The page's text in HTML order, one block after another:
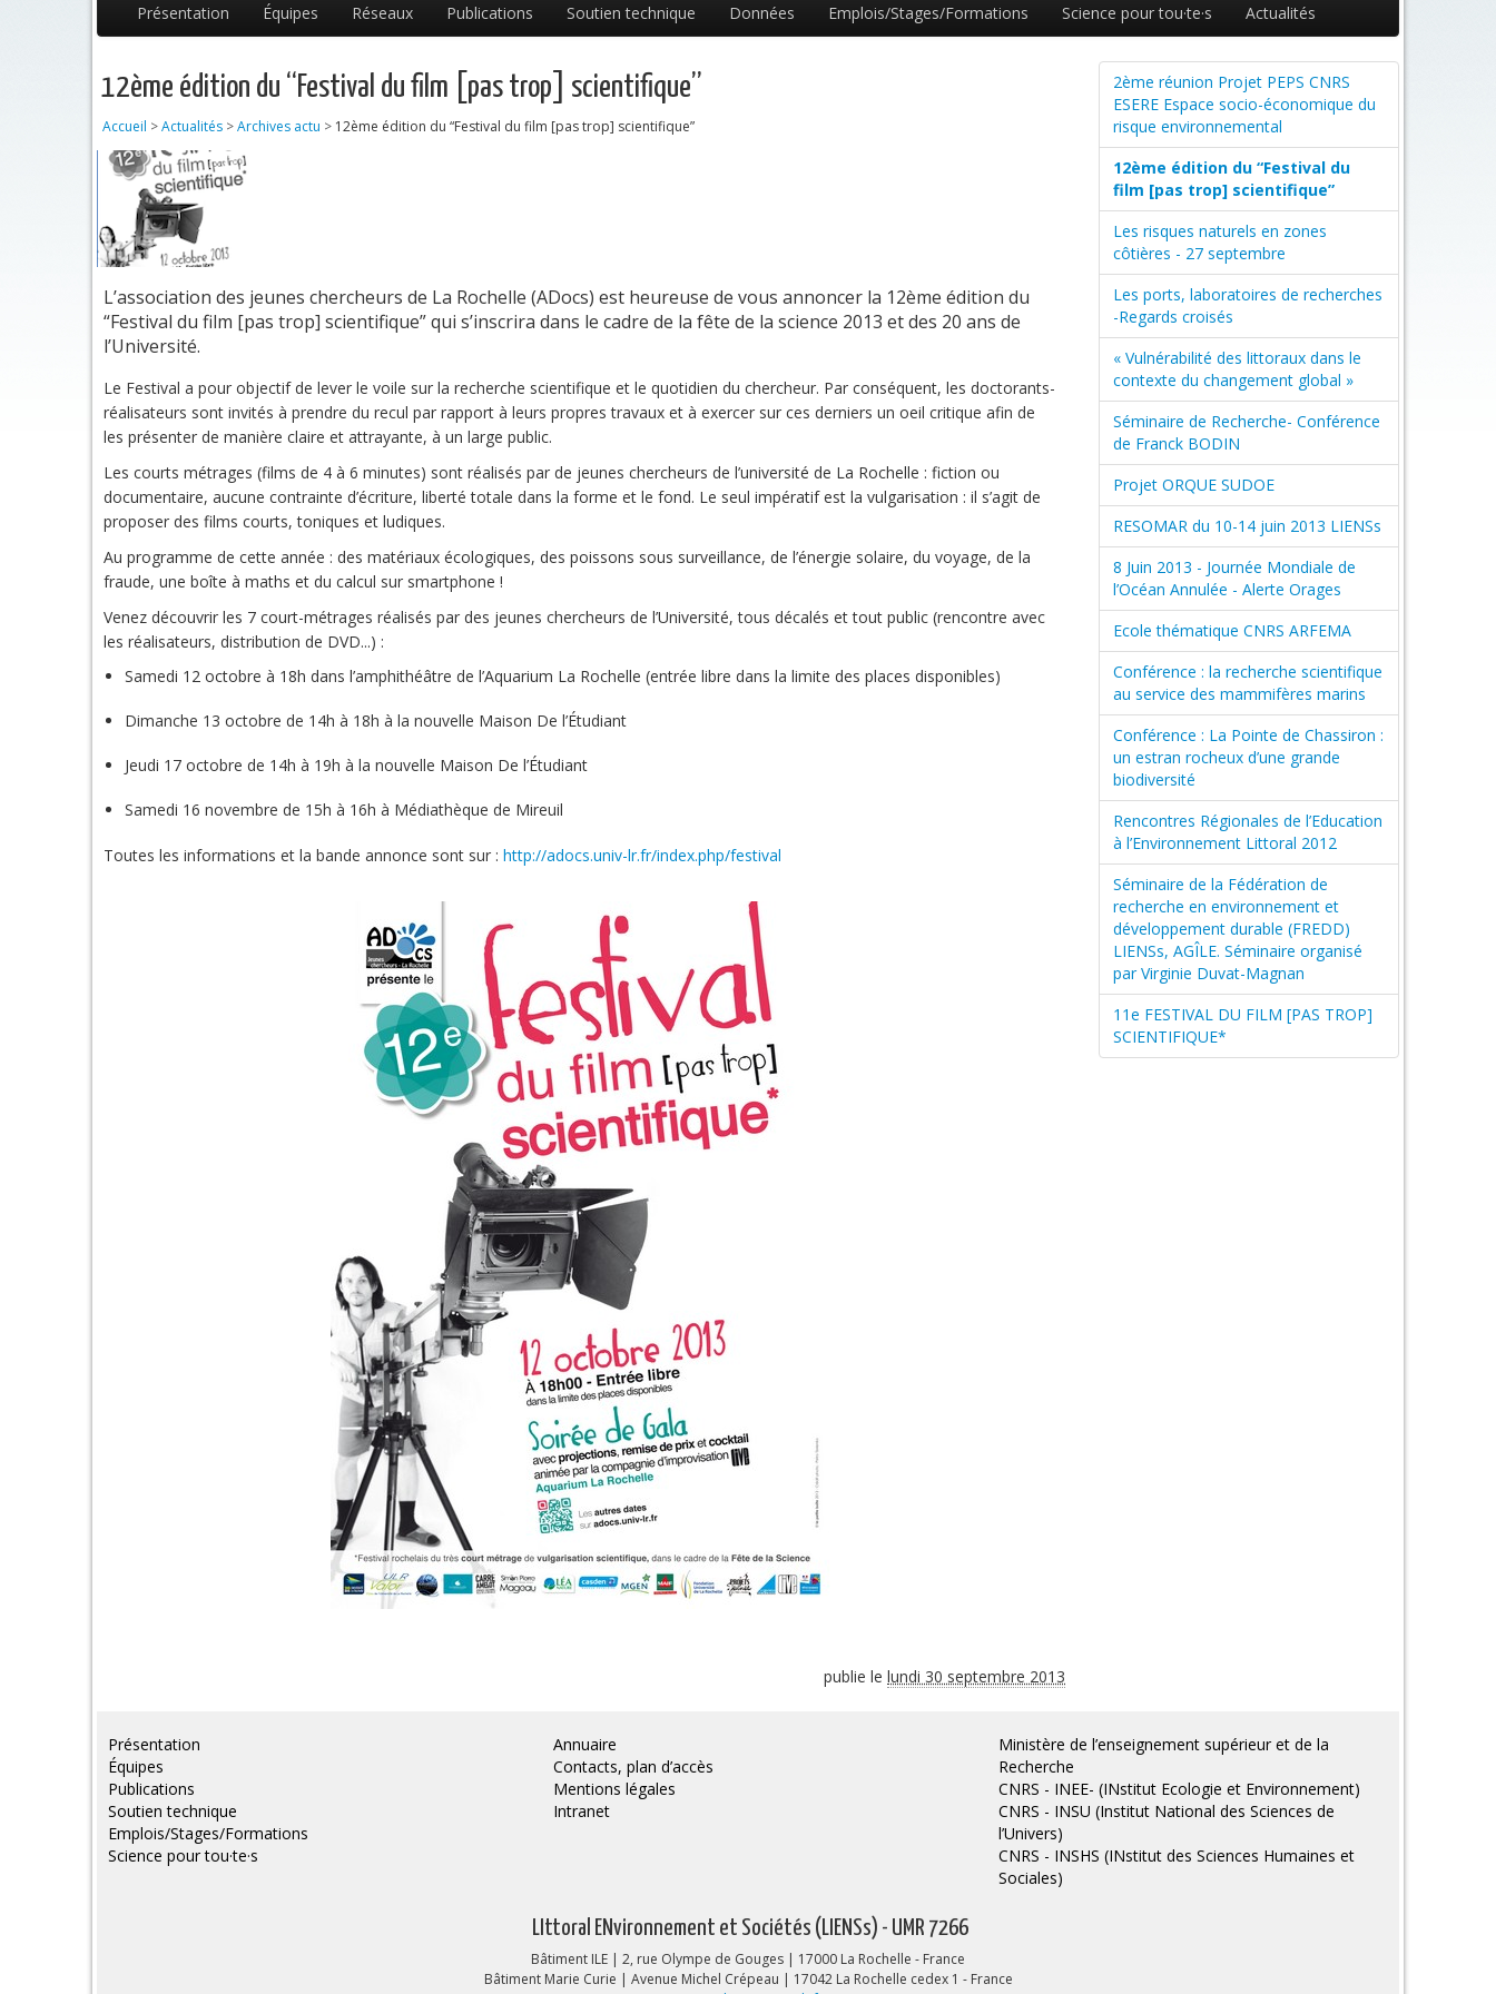
Présentation Équipes Réseaux Publications Soutien technique Données Emplois/Stages/Formations Science pour tou·te·s Actualités
12ème édition du “Festival du film [pas trop] scientifique”
Accueil >Actualités >Archives actu > 12ème édition du “Festival du film [pas trop] scientifique”
L’association des jeunes chercheurs de La Rochelle (ADocs) est heureuse de vous annoncer la 12ème édition du
“Festival du film [pas trop] scientifique” qui s’inscrira dans le cadre de la fête de la science 2013 et des 20 ans de
l’Université.
Le Festival a pour objectif de lever le voile sur la recherche scientifique et le quotidien du chercheur. Par conséquent, les doctorants-
réalisateurs sont invités à prendre du recul par rapport à leurs propres travaux et à exercer sur ces derniers un oeil critique afin de
les présenter de manière claire et attrayante, à un large public.
Les courts métrages (films de 4 à 6 minutes) sont réalisés par de jeunes chercheurs de l’université de La Rochelle : fiction ou
documentaire, aucune contrainte d’écriture, liberté totale dans la forme et le fond. Le seul impératif est la vulgarisation : il s’agit de
proposer des films courts, toniques et ludiques.
Au programme de cette année : des matériaux écologiques, des poissons sous surveillance, de l’énergie solaire, du voyage, de la
fraude, une boîte à maths et du calcul sur smartphone !
Venez découvrir les 7 court-métrages réalisés par des jeunes chercheurs de l’Université, tous décalés et tout public (rencontre avec
les réalisateurs, distribution de DVD...) :
Samedi 12 octobre à 18h dans l’amphithéâtre de l’Aquarium La Rochelle (entrée libre dans la limite des places disponibles)
Dimanche 13 octobre de 14h à 18h à la nouvelle Maison De l’Étudiant
Jeudi 17 octobre de 14h à 19h à la nouvelle Maison De l’Étudiant
Samedi 16 novembre de 15h à 16h à Médiathèque de Mireuil
Toutes les informations et la bande annonce sont sur : http://adocs.univ-lr.fr/index.php/festival
publie le lundi 30 septembre 2013
2ème réunion Projet PEPS CNRS
ESERE Espace socio-économique du
risque environnemental
12ème édition du “Festival du
film [pas trop] scientifique”
Les risques naturels en zones
côtières - 27 septembre
Les ports, laboratoires de recherches
-Regards croisés
« Vulnérabilité des littoraux dans le
contexte du changement global »
Séminaire de Recherche- Conférence
de Franck BODIN
Projet ORQUE SUDOE
RESOMAR du 10-14 juin 2013 LIENSs
8 Juin 2013 - Journée Mondiale de
l’Océan Annulée - Alerte Orages
Ecole thématique CNRS ARFEMA
Conférence : la recherche scientifique
au service des mammifères marins
Conférence : La Pointe de Chassiron :
un estran rocheux d’une grande
biodiversité
Rencontres Régionales de l’Education
à l’Environnement Littoral 2012
Séminaire de la Fédération de
recherche en environnement et
développement durable (FREDD)
LIENSs, AGÎLE. Séminaire organisé
par Virginie Duvat-Magnan
11e FESTIVAL DU FILM [PAS TROP]
SCIENTIFIQUE*
Présentation
Équipes
Publications
Soutien technique
Emplois/Stages/Formations
Science pour tou·te·s
Annuaire
Contacts, plan d’accès
Mentions légales
Intranet
Ministère de l’enseignement supérieur et de la
Recherche
CNRS - INEE- (INstitut Ecologie et Environnement)
CNRS - INSU (Institut National des Sciences de
l’Univers)
CNRS - INSHS (INstitut des Sciences Humaines et
Sociales)
LIttoral ENvironnement et Sociétés (LIENSs) - UMR 7266
Bâtiment ILE | 2, rue Olympe de Gouges | 17000 La Rochelle - France
Bâtiment Marie Curie | Avenue Michel Crépeau | 17042 La Rochelle cedex 1 - France